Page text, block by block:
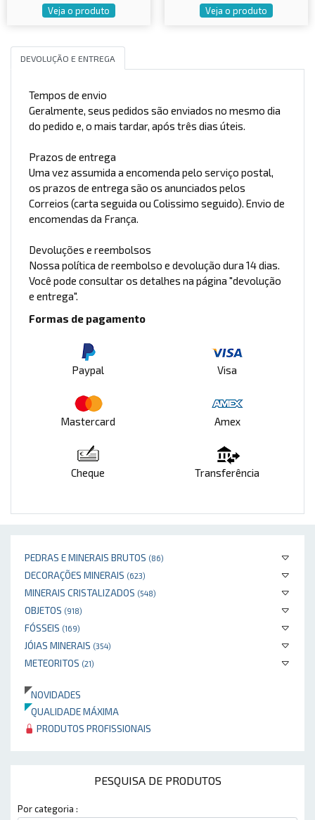
PEDRAS E MINERAIS BRUTOS (86)
DECORAÇÕES MINERAIS (623)
MINERAIS CRISTALIZADOS (548)
OBJETOS (918)
FÓSSEIS (169)
JÓIAS MINERAIS (354)
METEORITOS (21)
NOVIDADES
QUALIDADE MÁXIMA
PRODUTOS PROFISSIONAIS
PESQUISA DE PRODUTOS
Por categoria :
Veja o produto Veja o produto
DEVOLUÇÃO E ENTREGA
Tempos de envio
Geralmente, seus pedidos são enviados no mesmo dia
do pedido e, o mais tardar, após três dias úteis.
Prazos de entrega
Uma vez assumida a encomenda pelo serviço postal,
os prazos de entrega são os anunciados pelos
Correios (carta seguida ou Colissimo seguido). Envio de
encomendas da França.
Devoluções e reembolsos
Nossa política de reembolso e devolução dura 14 dias.
Você pode consultar os detalhes na página "devolução
e entrega".
Formas de pagamento
Paypal Visa
Mastercard Amex
Cheque Transferência